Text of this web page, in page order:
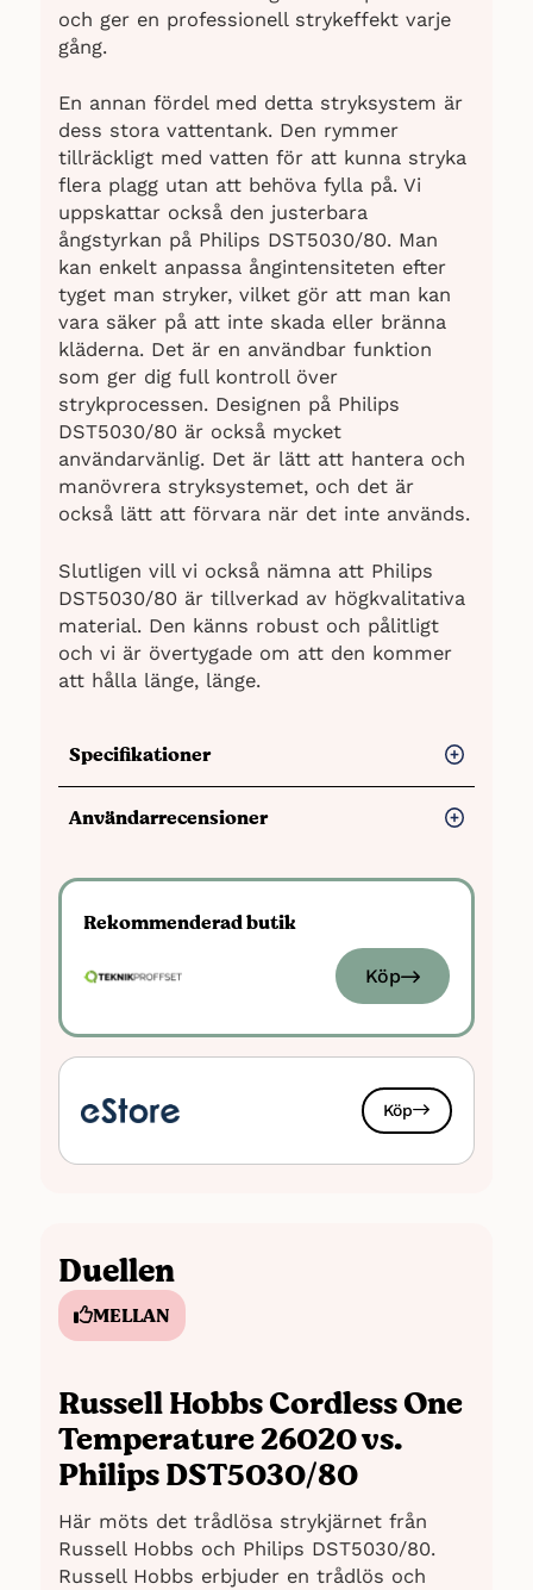
och ger en professionell strykeffekt varje
gång.
En annan fördel med detta stryksystem är
dess stora vattentank. Den rymmer
tillräckligt med vatten för att kunna stryka
flera plagg utan att behöva fylla på. Vi
uppskattar också den justerbara
ångstyrkan på Philips DST5030/80. Man
kan enkelt anpassa ångintensiteten efter
tyget man stryker, vilket gör att man kan
vara säker på att inte skada eller bränna
kläderna. Det är en användbar funktion
som ger dig full kontroll över
strykprocessen. Designen på Philips
DST5030/80 är också mycket
användarvänlig. Det är lätt att hantera och
manövrera stryksystemet, och det är
också lätt att förvara när det inte används.
Slutligen vill vi också nämna att Philips
DST5030/80 är tillverkad av högkvalitativa
material. Den känns robust och pålitligt
och vi är övertygade om att den kommer
att hålla länge, länge.
Specifikationer
Max. ångutsläpp (g/min): 45 g/min
Effekt: 2400 watt
Automatisk avstängning: Ja
Övriga funktioner: Kraftfull
ångfunktion, Generös vattentank,
Anpassningsbar ångintensitet
Användarrecensioner
Lätt att använda
Fungerar precis som förväntat
Perfekt ångfunktion
Lite kort sladd enligt vissa användare
och Pricerunner
Rekommenderad butik
Köp
Köp
Duellen
MELLAN
Russell Hobbs Cordless One
Temperature 26020 vs.
Philips DST5030/80
Här möts det trådlösa strykjärnet från
Russell Hobbs och Philips DST5030/80.
Russell Hobbs erbjuder en trådlös och